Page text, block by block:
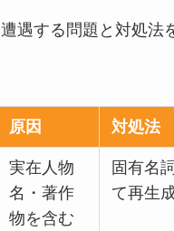
遇する問題と対処法
原因 対処法
実在人物
名・著作
物を含む
固有名
て再生